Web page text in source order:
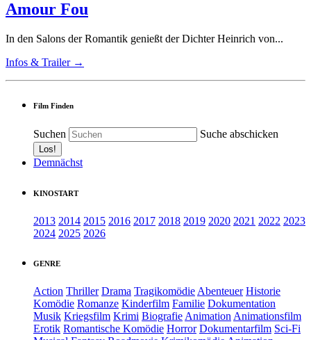
Amour Fou
In den Salons der Romantik genießt der Dichter Heinrich von...
Infos & Trailer →
Film Finden
Suchen Suche abschicken
Demnächst
KINOSTART
2013 2014 2015 2016 2017 2018 2019 2020 2021 2022 2023
2024 2025 2026
GENRE
Action Thriller Drama TragikomödieAbenteuer Historie
Komödie Romanze Kinderfilm Familie Dokumentation
Musik Kriegsfilm Krimi BiografieAnimationAnimationsfilm
Erotik Romantische Komödie Horror Dokumentarfilm Sci-Fi